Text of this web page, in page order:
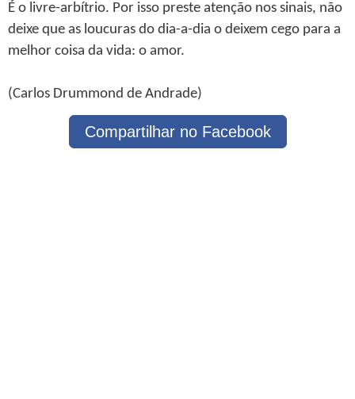
É o livre-arbítrio. Por isso preste atenção nos sinais, não
deixe que as loucuras do dia-a-dia o deixem cego para a
melhor coisa da vida: o amor.
(Carlos Drummond de Andrade)
Compartilhar no Facebook